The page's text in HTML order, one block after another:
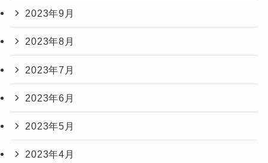
2023年9月
2023年8月
2023年7月
2023年6月
2023年5月
2023年4月